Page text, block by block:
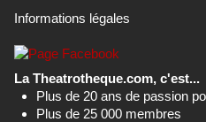
Informations légales
La Theatrotheque.com, c'est...
Plus de 20 ans de passion
Plus de 25 000 membres